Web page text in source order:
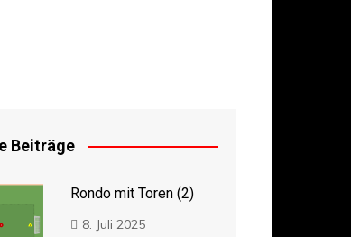
Beiträge
Rondo mit Toren (2)
8. Juli 2025